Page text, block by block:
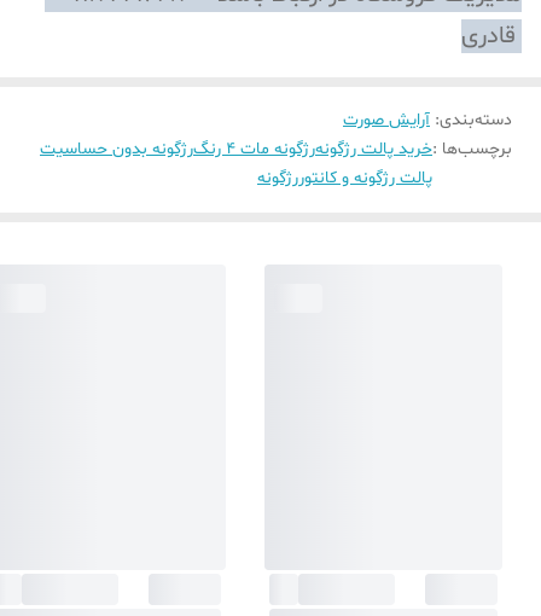
قادری
دسته‌بندی: آرایش صورت
برچسب‌ها :خرید پالت رژگونهرژگونه مات 4 رنگ
رژگونه بدون حساسیت
پالت رژگونه و کانتوررژگونه